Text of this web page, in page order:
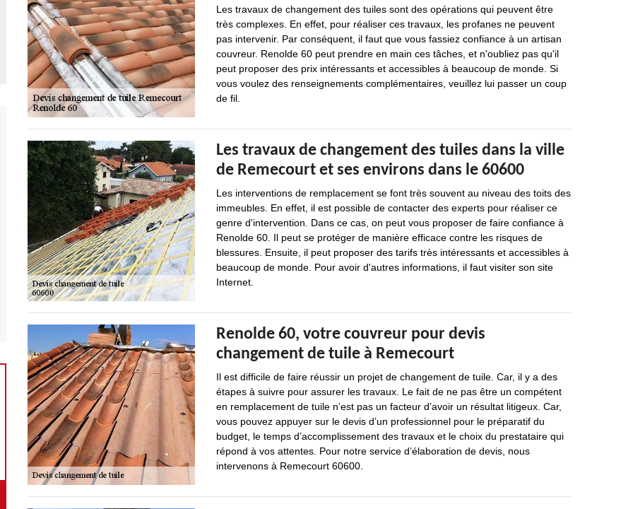
Les travaux de changement des tuiles sont des opérations qui peuvent être
très complexes. En effet, pour réaliser ces travaux, les profanes ne peuvent
pas intervenir. Par conséquent, il faut que vous fassiez confiance à un artisan
couvreur. Renolde 60 peut prendre en main ces tâches, et n'oubliez pas qu'il
peut proposer des prix intéressants et accessibles à beaucoup de monde. Si
vous voulez des renseignements complémentaires, veuillez lui passer un coup
de fil.
Les travaux de changement des tuiles dans la ville
de Remecourt et ses environs dans le 60600
Les interventions de remplacement se font très souvent au niveau des toits des
immeubles. En effet, il est possible de contacter des experts pour réaliser ce
genre d'intervention. Dans ce cas, on peut vous proposer de faire confiance à
Renolde 60. Il peut se protéger de manière efficace contre les risques de
blessures. Ensuite, il peut proposer des tarifs très intéressants et accessibles à
beaucoup de monde. Pour avoir d'autres informations, il faut visiter son site
Internet.
Renolde 60, votre couvreur pour devis
changement de tuile à Remecourt
Il est difficile de faire réussir un projet de changement de tuile. Car, il y a des
étapes à suivre pour assurer les travaux. Le fait de ne pas être un compétent
en remplacement de tuile n’est pas un facteur d’avoir un résultat litigeux. Car,
vous pouvez appuyer sur le devis d’un professionnel pour le préparatif du
budget, le temps d’accomplissement des travaux et le choix du prestataire qui
répond à vos attentes. Pour notre service d’élaboration de devis, nous
intervenons à Remecourt 60600.